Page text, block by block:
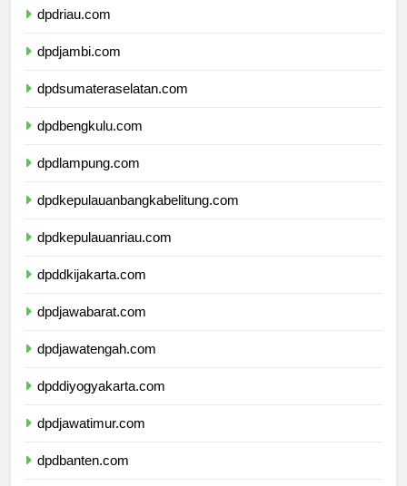
dpdriau.com
dpdjambi.com
dpdsumateraselatan.com
dpdbengkulu.com
dpdlampung.com
dpdkepulauanbangkabelitung.com
dpdkepulauanriau.com
dpddkijakarta.com
dpdjawabarat.com
dpdjawatengah.com
dpddiyogyakarta.com
dpdjawatimur.com
dpdbanten.com